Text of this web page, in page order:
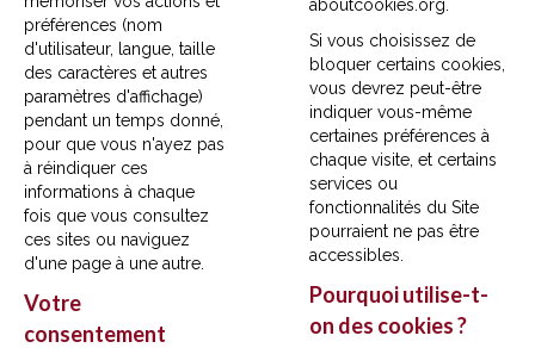
préférences (nom
d'utilisateur, langue, taille
des caractères et autres
paramètres d'affichage)
pendant un temps donné,
pour que vous n'ayez pas
à réindiquer ces
informations à chaque
fois que vous consultez
ces sites ou naviguez
d'une page à une autre.
Votre
consentement
aboutcookies.org
Si vous choisissez de
bloquer certains cookies,
vous devrez peut-être
indiquer vous-même
certaines préférences à
chaque visite, et certains
services ou
fonctionnalités du Site
pourraient ne pas être
accessibles.
Pourquoi utilise-t-
on des cookies ?